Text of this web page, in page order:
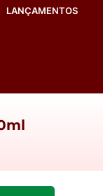
LANÇAMENTOS